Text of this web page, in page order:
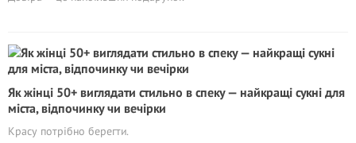
Як жінці 50+ виглядати стильно в спеку — найкращі сукні для
міста, відпочинку чи вечірки
Красу потрібно берегти.